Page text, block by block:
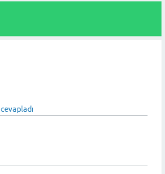
cevapladı